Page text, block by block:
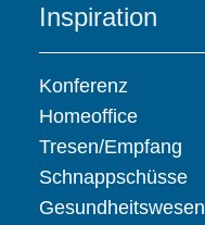
Inspiration
Konferenz
Homeoffice
Tresen/Empfang
Schnappschüsse
Gesundheitswesen